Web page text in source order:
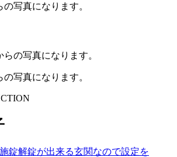
写真になります。
写真になります。